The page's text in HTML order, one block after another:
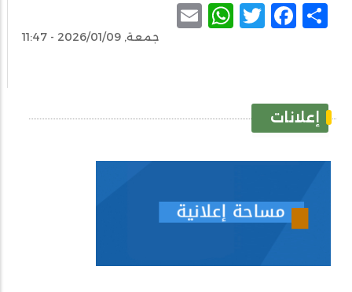
Share
Facebook
Twitter
WhatsApp
جمعة, 2026/01/09 - 11:47
إعلانات